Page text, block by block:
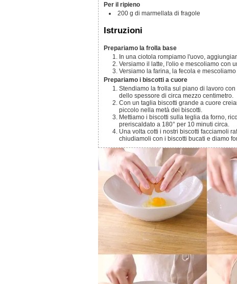
Per il ripieno
200 g di marmellata di fragole
Istruzioni
Prepariamo la frolla base
In una ciotola rompiamo l'uovo,
Versiamo il latte, l'olio e mescoliamo con
Versiamo la farina, la fecola e
Prepariamo i biscotti a cuore
Stendiamo la frolla sul piano di lavoro con un matterello, aiutandoci con un pochino di farina se necessario,
dello spessore di circa mezzo centimetro.
Con un taglia biscotti grande a cuore creiamo i biscotti e ritagliamo un buco centrale a forma di cuore più
piccolo nella metà dei biscotti.
Mettiamo i biscotti sulla teglia da forno, ricoperta di carta forno e facciamoli cuocere in forno statico,
preriscaldato a 180° per 10 minuti circa.
Una volta cotti i nostri biscotti facciamoli raffreddare completamente, aggiungiamo la marmellata al centro,
chiudiamoli con i biscotti bucati e diamo